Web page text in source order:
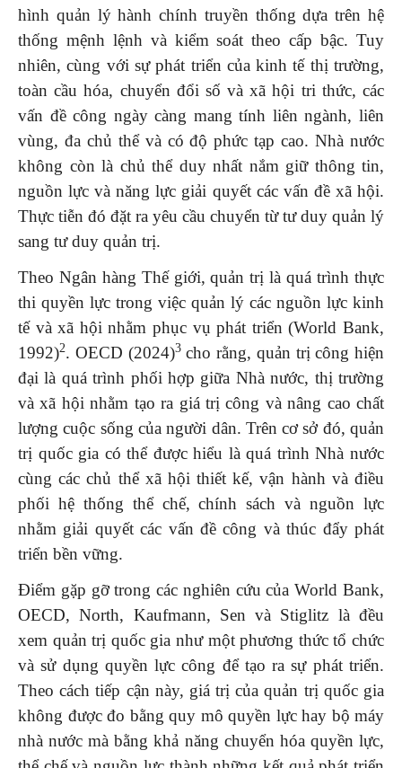
hình quản lý hành chính truyền thống dựa trên hệ
thống mệnh lệnh và kiểm soát theo cấp bậc. Tuy
nhiên, cùng với sự phát triển của kinh tế thị trường,
toàn cầu hóa, chuyển đổi số và xã hội tri thức, các
vấn đề công ngày càng mang tính liên ngành, liên
vùng, đa chủ thể và có độ phức tạp cao. Nhà nước
không còn là chủ thể duy nhất nắm giữ thông tin,
nguồn lực và năng lực giải quyết các vấn đề xã hội.
Thực tiễn đó đặt ra yêu cầu chuyển từ tư duy quản lý
sang tư duy quản trị.
Theo Ngân hàng Thế giới, quản trị là quá trình thực
thi quyền lực trong việc quản lý các nguồn lực kinh
tế và xã hội nhằm phục vụ phát triển (World Bank,
1992)2. OECD (2024)3cho rằng, quản trị công hiện
đại là quá trình phối hợp giữa Nhà nước, thị trường
và xã hội nhằm tạo ra giá trị công và nâng cao chất
lượng cuộc sống của người dân. Trên cơ sở đó, quản
trị quốc gia có thể được hiểu là quá trình Nhà nước
cùng các chủ thể xã hội thiết kế, vận hành và điều
phối hệ thống thể chế, chính sách và nguồn lực
nhằm giải quyết các vấn đề công và thúc đẩy phát
triển bền vững.
Điểm gặp gỡ trong các nghiên cứu của World Bank,
OECD, North, Kaufmann, Sen và Stiglitz là đều
xem quản trị quốc gia như một phương thức tổ chức
và sử dụng quyền lực công để tạo ra sự phát triển.
Theo cách tiếp cận này, giá trị của quản trị quốc gia
không được đo bằng quy mô quyền lực hay bộ máy
nhà nước mà bằng khả năng chuyển hóa quyền lực,